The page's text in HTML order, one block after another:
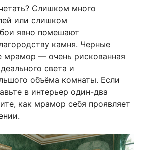
Слишком много
или слишком
явно помешают
камня. Черные
мрамор — очень рискованная
света и
объёма комнаты. Если
в интерьер один-два
как мрамор себя проявляет